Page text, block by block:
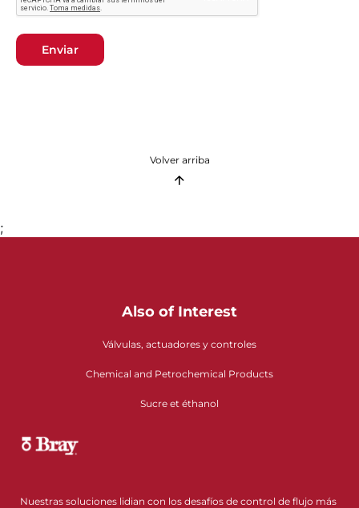
Enviar
Volver arriba
;
Also of Interest
Válvulas, actuadores y controles
Chemical and Petrochemical Products
Sucre et éthanol
Nuestras soluciones lidian con los desafíos de control de flujo más